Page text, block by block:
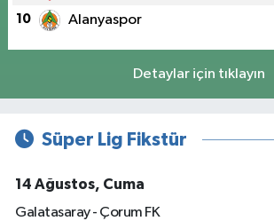
10 Alanyaspor
Detaylar için tıklayın
Süper Lig Fikstür
14 Ağustos, Cuma
Galatasaray - Çorum FK